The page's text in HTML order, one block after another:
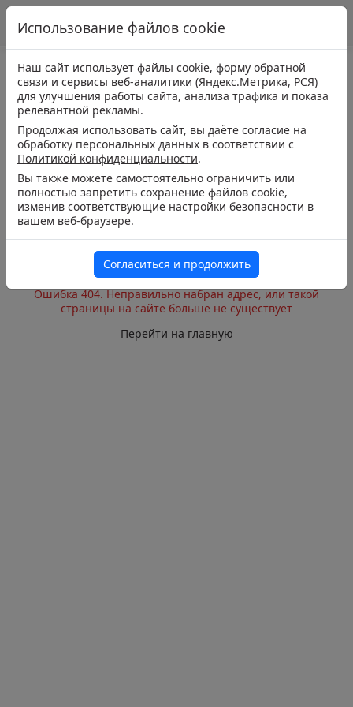
Ошибка 404. Неправильно набран адрес, или такой
страницы на сайте больше не существует
Перейти на главную
Использование файлов cookie
Наш сайт использует файлы cookie, форму обратной
связи и сервисы веб-аналитики (Яндекс.Метрика, РСЯ)
для улучшения работы сайта, анализа трафика и показа
релевантной рекламы.
Продолжая использовать сайт, вы даёте согласие на
обработку персональных данных в соответствии с
Политикой конфиденциальности.
Вы также можете самостоятельно ограничить или
полностью запретить сохранение файлов cookie,
изменив соответствующие настройки безопасности в
вашем веб-браузере.
Согласиться и продолжить